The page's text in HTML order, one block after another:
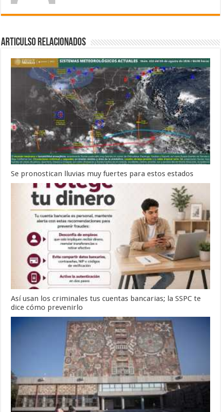
Articulso Relacionados
Se pronostican lluvias muy fuertes para estos estados
Así usan los criminales tus cuentas bancarias; la SSPC te
dice cómo prevenirlo